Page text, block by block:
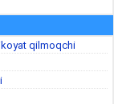
qilmoqchi